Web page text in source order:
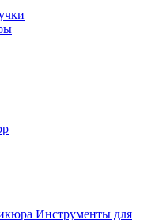
Инструменты для